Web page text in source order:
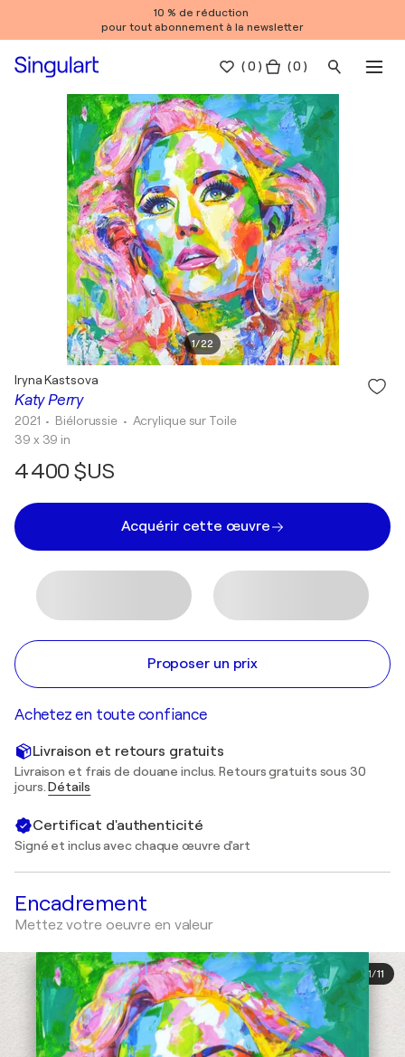
10 % de réduction
pour tout abonnement à la newsletter
(0 ) ( 0 )
1/22
Katy Perry
Iryna Kastsova
2021 • Biélorussie • Acrylique sur Toile
39 x 39 in
4 400 $US
Acquérir cette œuvre
Proposer un prix
Achetez en toute confiance
Livraison et retours gratuits
Livraison et frais de douane inclus. Retours gratuits sous 30
jours.Détails
Certificat d'authenticité
Signé et inclus avec chaque œuvre d'art
Encadrement
Mettez votre oeuvre en valeur
1/11